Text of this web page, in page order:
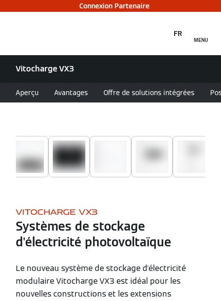
Connexion Partenaire
MENU
FR
Vitocharge VX3
Aperçu Avantages Offre de solutions intégrées
VITOCHARGE VX3
Systèmes de stockage
d'électricité photovoltaïque
Le nouveau système de stockage d'électricité
modulaire Vitocharge VX3 est idéal pour les
nouvelles constructions et les extensions